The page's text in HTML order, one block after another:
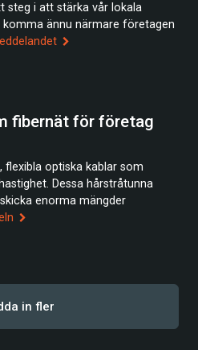
steg i att stärka vår lokala
ännu närmare företagen
fibernät för företag
flexibla optiska kablar som
Dessa hårstråtunna
enorma mängder
in fler